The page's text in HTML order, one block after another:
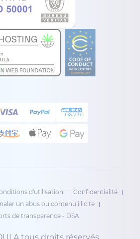
d'utilisation
Confidentialité
un abus ou contenu illicite
de transparence - DSA